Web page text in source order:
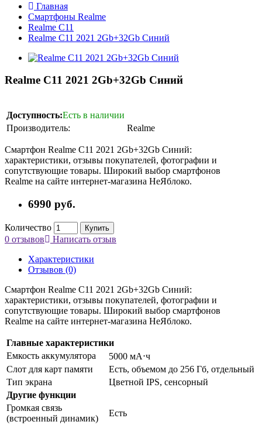
Главная
Смартфоны Realme
Realme C11
Realme C11 2021 2Gb+32Gb Синий
Realme C11 2021 2Gb+32Gb Синий
Доступность:Есть в наличии
Производитель:
Realme
Смартфон Realme C11 2021 2Gb+32Gb Синий:
характеристики, отзывы покупателей, фотографии и
сопутствующие товары. Широкий выбор смартфонов
Realme на сайте интернет-магазина НеЯблоко.
6990 руб.
Количество Купить
0 отзывов
Написать отзыв
Характеристики
Отзывов (0)
Смартфон Realme C11 2021 2Gb+32Gb Синий:
характеристики, отзывы покупателей, фотографии и
сопутствующие товары. Широкий выбор смартфонов
Realme на сайте интернет-магазина НеЯблоко.
Главные характеристики
Емкость аккумулятора
5000 мА⋅ч
Слот для карт памяти
Есть, объемом до 256 Гб, отдельный
Тип экрана
Цветной IPS, сенсорный
Другие функции
Громкая связь
(встроенный динамик)
Есть